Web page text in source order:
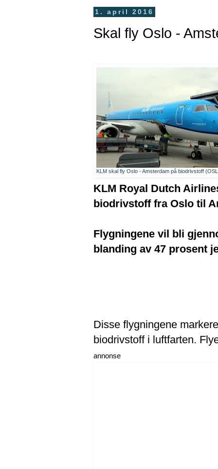
1. april 2016
Skal fly Oslo -
KLM skal fly Oslo - Amsterdam på biodrivstoff
KLM Royal Dutch
biodrivstoff fra Oslo til
Flygningene vil bli
blanding av 47 prosent
Disse flygningene
biodrivstoff i luftfarten.
annonse